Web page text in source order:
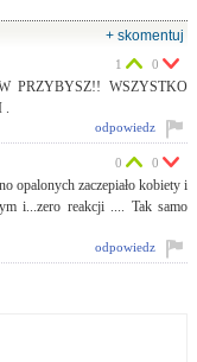
+ skomentuj
PRZYBYSZ!! WSZYSTKO
.
1 0
odpowiedz
opalonych zaczepiało kobiety i
i...zero reakcji .... Tak samo
0 0
odpowiedz